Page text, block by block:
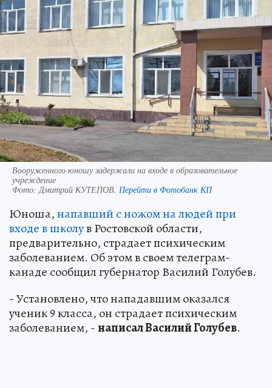
Вооруженного юношу задержали на входе в образовательное
учреждение
Фото: Дмитрий КУТЕПОВ. Перейти в Фотобанк КП
Юноша,напавший с ножом на людей при
входе в школув Ростовской области,
предварительно, страдает психическим
заболеванием. Об этом в своем телеграм-
канаде сообщил губернатор Василий Голубев.
- Установлено, что нападавшим оказался
ученик 9 класса, он страдает психическим
заболеванием, -написал Василий Голубев.